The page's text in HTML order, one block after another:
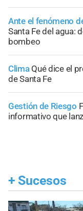
Ante el fenómeno
Santa Fe del agua:
bombeo
Clima Qué dice el
de Santa Fe
Gestión de Riesgo
informativo que
+ Sucesos